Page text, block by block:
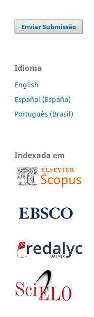
Enviar Submissão
Idioma
English
Español (España)
Português (Brasil)
Indexada em